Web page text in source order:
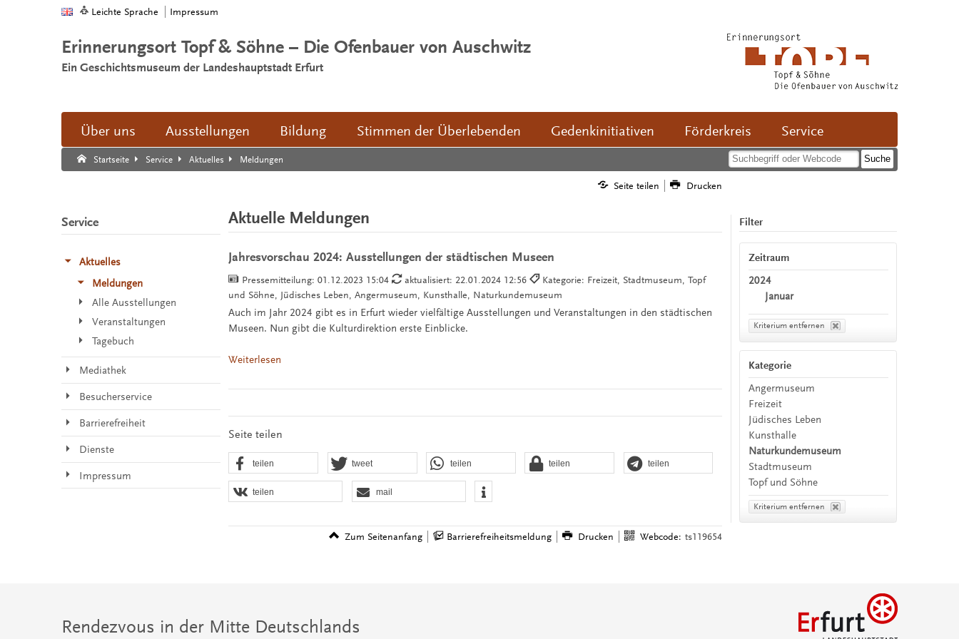
Leichte Sprache Impressum
Erinnerungsort Topf & Söhne – Die Ofenbauer von Auschwitz
Ein Geschichtsmuseum der Landeshauptstadt Erfurt
Über uns Ausstellungen Bildung Stimmen der Überlebenden Gedenkinitiativen Förderkreis Service
Startseite Service Aktuelles Meldungen
Suche:
Suche Ende.
Seite teilen Drucken
Aktuelle Meldungen
Jahresvorschau 2024: Ausstellungen der städtischen Museen
Pressemitteilung: 01.12.2023 15:04 aktualisiert: 22.01.2024 12:56
Kategorie: Freizeit, Stadtmuseum, Topf
und Söhne, Jüdisches Leben, Angermuseum, Kunsthalle, Naturkundemuseum
Auch im Jahr 2024 gibt es in Erfurt wieder vielfältige Ausstellungen und Veranstaltungen in den städtischen
Museen. Nun gibt die Kulturdirektion erste Einblicke.
Weiterlesen
Seite teilen
teilen tweet teilen teilen teilen
teilen mail
Zum Seitenanfang Barrierefreiheitsmeldung Drucken Webcode: ts119654
Filter
Zeitraum
2024
Januar
Kriterium entfernen
Kategorie
Angermuseum
Freizeit
Jüdisches Leben
Kunsthalle
Naturkundemuseum
Stadtmuseum
Topf und Söhne
Kriterium entfernen
Service
Aktuelles
Meldungen
Alle Ausstellungen
Veranstaltungen
Tagebuch
Mediathek
Besucherservice
Barrierefreiheit
Dienste
Impressum
Rendezvous in der Mitte Deutschlands